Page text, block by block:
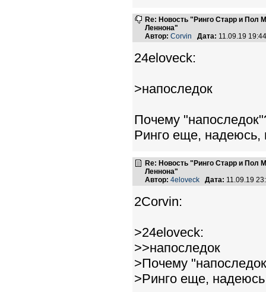
Re: Новость "Ринго Старр и Пол
Леннона"
Автор: Corvin Дата: 11.09.19
24eloveck:
>напоследок
Почему
Ринго еще, надеюсь,
Re: Новость "Ринго Старр и Пол
Леннона"
Автор: 4eloveck Дата: 11.09.19
2Corvin:
>24eloveck:
>>напоследок
>Почему
>Ринго еще,